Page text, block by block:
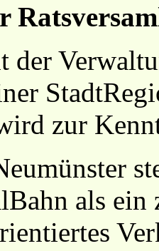
der
zur
als ein